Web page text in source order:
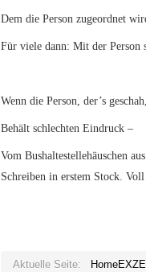
Dem die Person zugeordnet
Für viele dann: Mit der Person
Wenn die Person, der’s
Behält schlechten Eindruck –
Vom Bushaltestellehäuschen
Schreiben in erstem Stock.
Aktuelle Seite: Home